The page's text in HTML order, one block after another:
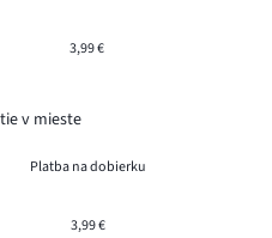
3,99 €
v mieste
Platba na dobierku
3,99 €